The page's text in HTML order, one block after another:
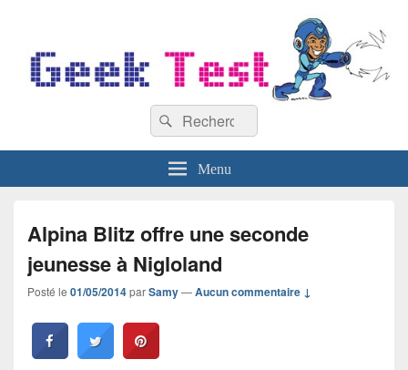
Recherche :
Rechercher
Menu
Alpina Blitz offre une seconde
jeunesse à Nigloland
Posté le 01/05/2014parSamy—Aucun commentaire ↓